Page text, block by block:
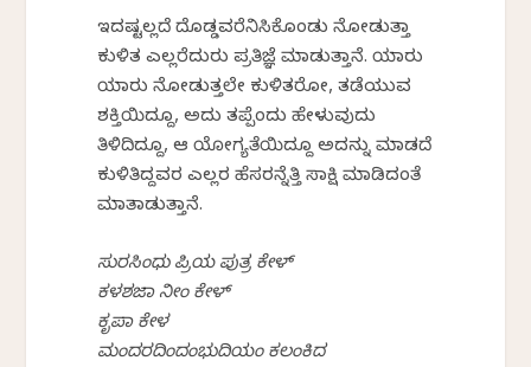
ಇದಷ್ಟಲ್ಲದೆ ದೊಡ್ಡವರೆನಿಸಿಕೊಂಡು ನೋಡುತ್ತಾ
ಕುಳಿತ ಎಲ್ಲರೆದುರು ಪ್ರತಿಜ್ಞೆ ಮಾಡುತ್ತಾನೆ. ಯಾರು
ಯಾರು ನೋಡುತ್ತಲೇ ಕುಳಿತರೋ, ತಡೆಯುವ
ಶಕ್ತಿಯಿದ್ದೂ, ಅದು ತಪ್ಪೆಂದು ಹೇಳುವುದು
ತಿಳಿದಿದ್ದೂ, ಆ ಯೋಗ್ಯತೆಯಿದ್ದೂ ಅದನ್ನು ಮಾಡದೆ
ಕುಳಿತಿದ್ದವರ ಎಲ್ಲರ ಹೆಸರನ್ನೆತ್ತಿ ಸಾಕ್ಷಿ ಮಾಡಿದಂತೆ
ಮಾತಾಡುತ್ತಾನೆ.
ಸುರಸಿಂಧು ಪ್ರಿಯ ಪುತ್ರ ಕೇಳ್
ಕಳಶಜಾ ನೀಂ ಕೇಳ್
ಕೃಪಾ ಕೇಳ
ಮಂದರದಿಂದಂಭುದಿಯಂ ಕಲಂಕಿದ